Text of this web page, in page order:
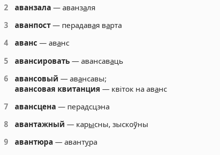
2
аванзала — аванзаля
3
аванпост — перадавая варта
4
аванс — аванс
5
авансировать — авансаваць
6
авансовый — авансавы;
авансовая квитанция — квіток на аванс
7
авансцена — перадсцэна
8
авантажный — карысны, зыскоўны
9
авантюра — авантура